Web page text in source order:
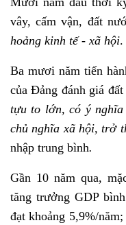
vây, cấm vận, đất
hoảng kinh tế - xã hội.
Ba mươi năm tiến
của Đảng đánh giá
tựu to lớn, có ý
chủ nghĩa xã hội, trở
nhập trung bình.
Gần 10 năm qua,
tăng trưởng GDP
đạt khoảng 5,9%/